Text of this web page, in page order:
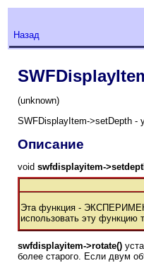
Назад
(unknown)
SWFDisplayItem->setDepth -
Описание
void swfdisplayitem-
Эта функция -
использовать эту функцию
swfdisplayitem->rotate()
более старого. Если двум